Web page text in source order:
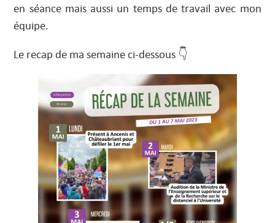
en séance mais aussi un temps de travail avec mon
équipe.
Le recap de ma semaine ci-dessous 👇